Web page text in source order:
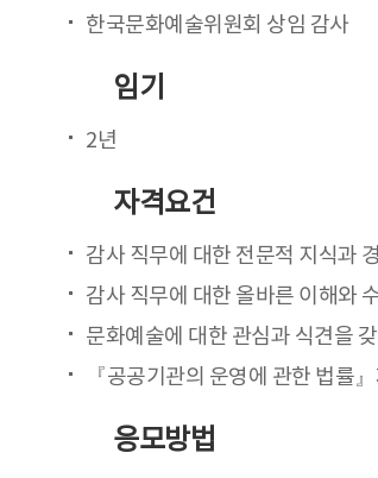
한국문화예술위원회 상임 감사
임기
2년
자격요건
감사 직무에 대한 전문적 지식과
감사 직무에 대한 올바른 이해와
문화예술에 대한 관심과 식견을
『공공기관의 운영에 관한 법률
응모방법